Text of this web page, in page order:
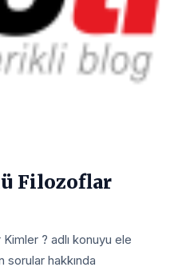
Filozoflar
? adlı konuyu ele
sorular hakkında